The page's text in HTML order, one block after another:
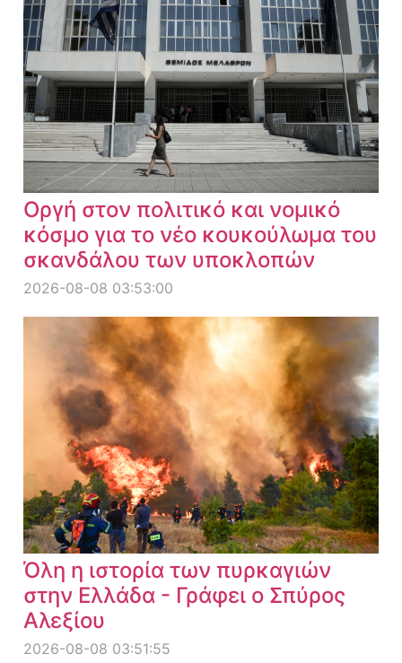
Οργή στον πολιτικό και νομικό
κόσμο για το νέο κουκούλωμα του
σκανδάλου των υποκλοπών
2026-08-08 03:53:00
Όλη η ιστορία των πυρκαγιών
στην Ελλάδα - Γράφει ο Σπύρος
Αλεξίου
2026-08-08 03:51:55